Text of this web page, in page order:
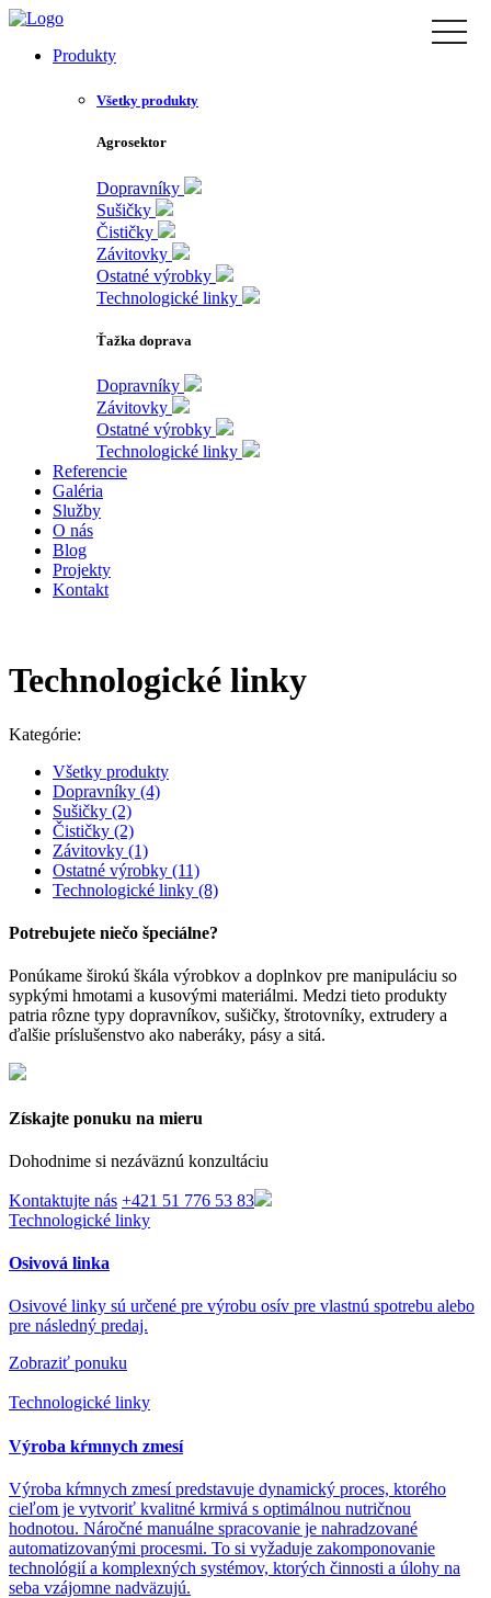
Skip
Produkty
Všetky produkty
Agrosektor
Dopravníky
Sušičky
Čističky
Závitovky
Ostatné výrobky
Technologické linky
Ťažka doprava
Dopravníky
Závitovky
Ostatné výrobky
Technologické linky
Referencie
Galéria
Služby
O nás
Blog
Projekty
Kontakt
toggle
Technologické linky
Kategórie:
Všetky produkty
Dopravníky (4)
Sušičky (2)
Čističky (2)
Závitovky (1)
Ostatné výrobky (11)
Technologické linky (8)
Potrebujete niečo špeciálne?
Ponúkame širokú škála výrobkov a doplnkov pre manipuláciu so
sypkými hmotami a kusovými materiálmi. Medzi tieto produkty
patria rôzne typy dopravníkov, sušičky, štrotovníky, extrudery a
ďalšie príslušenstvo ako naberáky, pásy a sitá.
Získajte ponuku na mieru
Dohodnime si nezáväznú konzultáciu
Kontaktujte nás +421 51 776 53 83
Technologické linky
Osivová linka
Osivové linky sú určené pre výrobu osív pre vlastnú spotrebu alebo
pre následný predaj.
Zobraziť ponuku
Technologické linky
Výroba kŕmnych zmesí
Výroba kŕmnych zmesí predstavuje dynamický proces, ktorého
cieľom je vytvoriť kvalitné krmivá s optimálnou nutričnou
hodnotou. Náročné manuálne spracovanie je nahradzované
automatizovanými procesmi. To si vyžaduje zakomponovanie
technológií a komplexných systémov, ktorých činnosti a úlohy na
seba vzájomne nadväzujú.